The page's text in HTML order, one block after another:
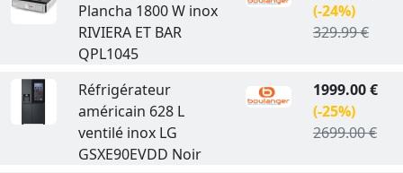
Plancha 1800 W inox
RIVIERA ET BAR
QPL1045
(-24%)
329.99 €
Réfrigérateur
américain 628 L
ventilé inox LG
GSXE90EVDD Noir
1999.00 €
(-25%)
2699.00 €